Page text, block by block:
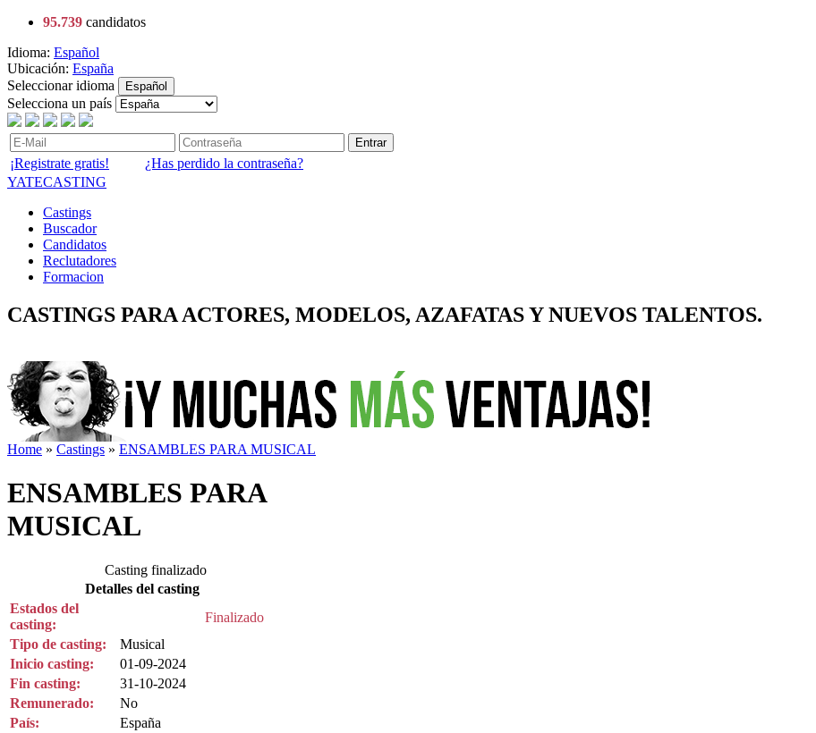
95.739 candidatos
Idioma: Español
Ubicación: España
Seleccionar idioma
Español
Selecciona un país
Entrar
¡Registrate gratis!
¿Has perdido la contraseña?
YATECASTING
Castings
Buscador
Candidatos
Reclutadores
Formacion
CASTINGS PARA ACTORES, MODELOS, AZAFATAS Y NUEVOS TALENTOS.
Home » Castings » ENSAMBLES PARA MUSICAL
ENSAMBLES PARA
MUSICAL
Casting finalizado
Detalles del casting
Estados del
casting:
Finalizado
Tipo de casting:
Musical
Inicio casting:
01-09-2024
Fin casting:
31-10-2024
Remunerado:
No
País:
España